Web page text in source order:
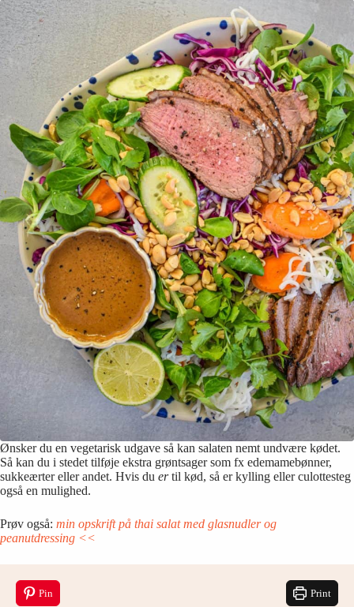
Ønsker du en vegetarisk udgave så kan salaten nemt undvære kødet.
Så kan du i stedet tilføje ekstra grøntsager som fx edemamebønner,
sukkeærter eller andet. Hvis du ertil kød, så er kylling eller culottesteg
også en mulighed.
Prøv også: min opskrift på thai salat med glasnudler og
peanutdressing <<
Pin Print